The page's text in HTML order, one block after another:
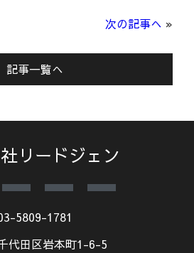
次の記事へ »
記事一覧へ
リードジェン
5809-1781
代田区岩本町1-6-5